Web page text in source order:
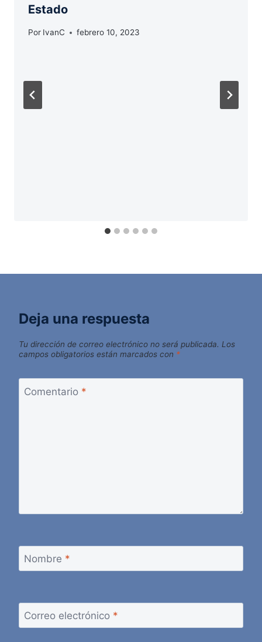
Estado
Por IvanC febrero 10, 2023
Deja una respuesta
Tu dirección de correo electrónico no será publicada. Los
campos obligatorios están marcados con *
Comentario *
Nombre *
Correo electrónico *